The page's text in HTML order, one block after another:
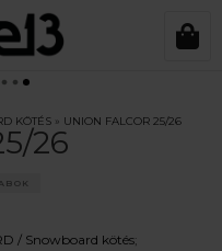
KÖTÉS » UNION FALCOR 25/26
26
/ Snowboard kötés;